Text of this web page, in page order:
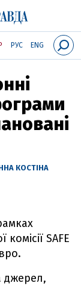
РУС ENG
КОСТІНА
SAFE
джерел,